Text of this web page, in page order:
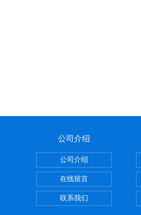
公司介绍
公司介绍
在线留言
联系我们